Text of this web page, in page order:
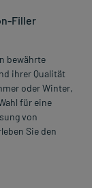
Filler
bewährte
ihrer Qualität
oder Winter,
für eine
von
Sie den